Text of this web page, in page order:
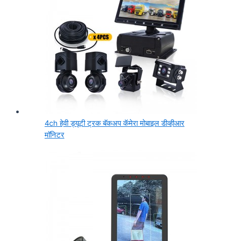
4ch हेवी ड्यूटी ट्रक बॅकअप कॅमेरा मोबाइल डीव्हीआर
मॉनिटर